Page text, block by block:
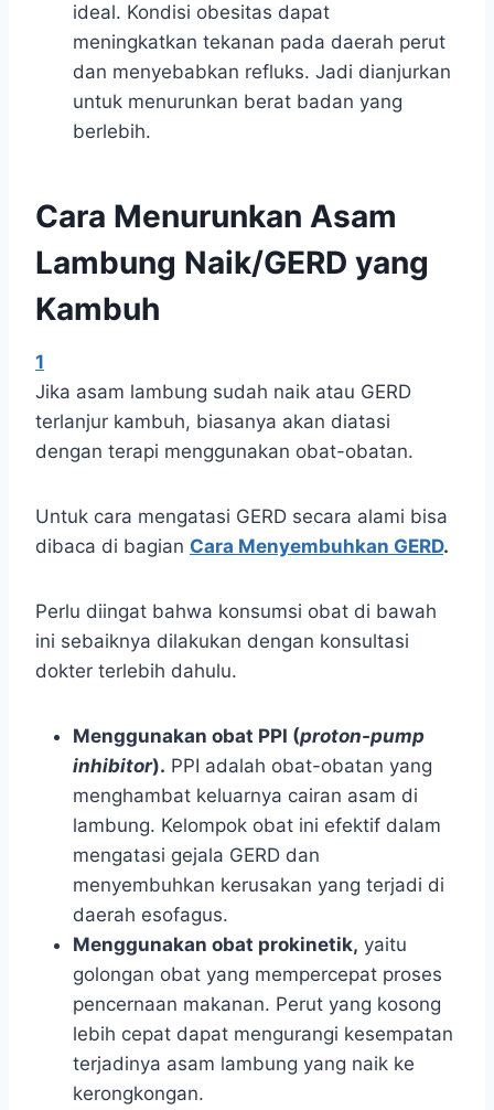
ideal. Kondisi obesitas dapat
meningkatkan tekanan pada daerah perut
dan menyebabkan refluks. Jadi dianjurkan
untuk menurunkan berat badan yang
berlebih.
Cara Menurunkan Asam
Lambung Naik/GERD yang
Kambuh
1
Jika asam lambung sudah naik atau GERD
terlanjur kambuh, biasanya akan diatasi
dengan terapi menggunakan obat-obatan.
Untuk cara mengatasi GERD secara alami bisa
dibaca di bagian Cara Menyembuhkan GERD.
Perlu diingat bahwa konsumsi obat di bawah
ini sebaiknya dilakukan dengan konsultasi
dokter terlebih dahulu.
Menggunakan obat PPI (proton-pump
inhibitor). PPI adalah obat-obatan yang
menghambat keluarnya cairan asam di
lambung. Kelompok obat ini efektif dalam
mengatasi gejala GERD dan
menyembuhkan kerusakan yang terjadi di
daerah esofagus.
Menggunakan obat prokinetik, yaitu
golongan obat yang mempercepat proses
pencernaan makanan. Perut yang kosong
lebih cepat dapat mengurangi kesempatan
terjadinya asam lambung yang naik ke
kerongkongan.